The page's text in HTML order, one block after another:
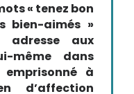
« tenez bon
bien-aimés »
aux
même dans
à
d’affection